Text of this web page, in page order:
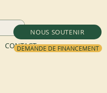
NOUS SOUTENIR
DEMANDE DE FINANCEMENT
CONTACT